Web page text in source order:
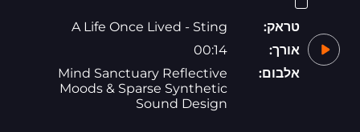
טראק:
A Life Once Lived - Sting
אורך:
00:14
אלבום:
Mind Sanctuary Reflective
Moods & Sparse Synthetic
Sound Design